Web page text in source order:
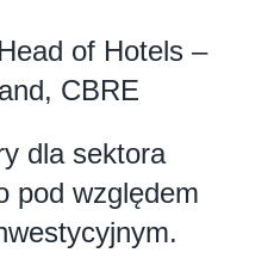
of Hotels –
CBRE
dla sektora
pod względem